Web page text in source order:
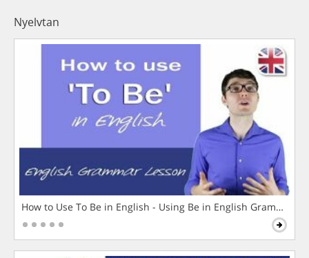
Nyelvtan
How to Use To Be in English - Using Be in English Grammar